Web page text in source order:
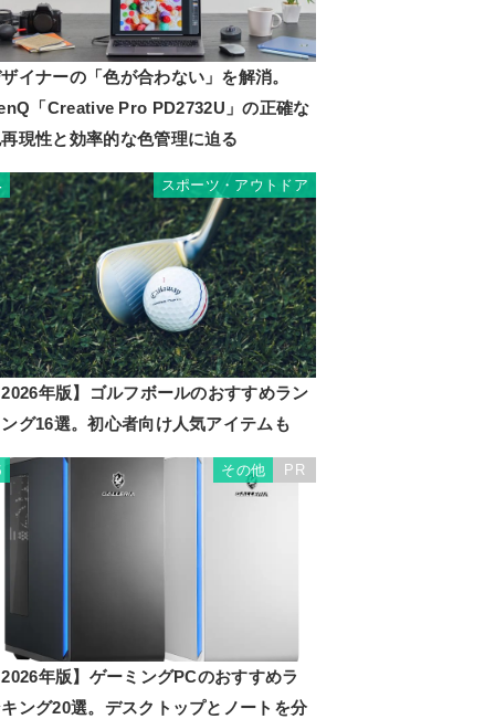
イナーの「色が合わない」を解消。
「Creative Pro PD2732U」の正確な
現性と効率的な色管理に迫る
スポーツ・アウトドア
年版】ゴルフボールのおすすめラン
グ16選。初心者向け人気アイテムも
その他 PR
年版】ゲーミングPCのおすすめラ
ング20選。デスクトップとノートを分